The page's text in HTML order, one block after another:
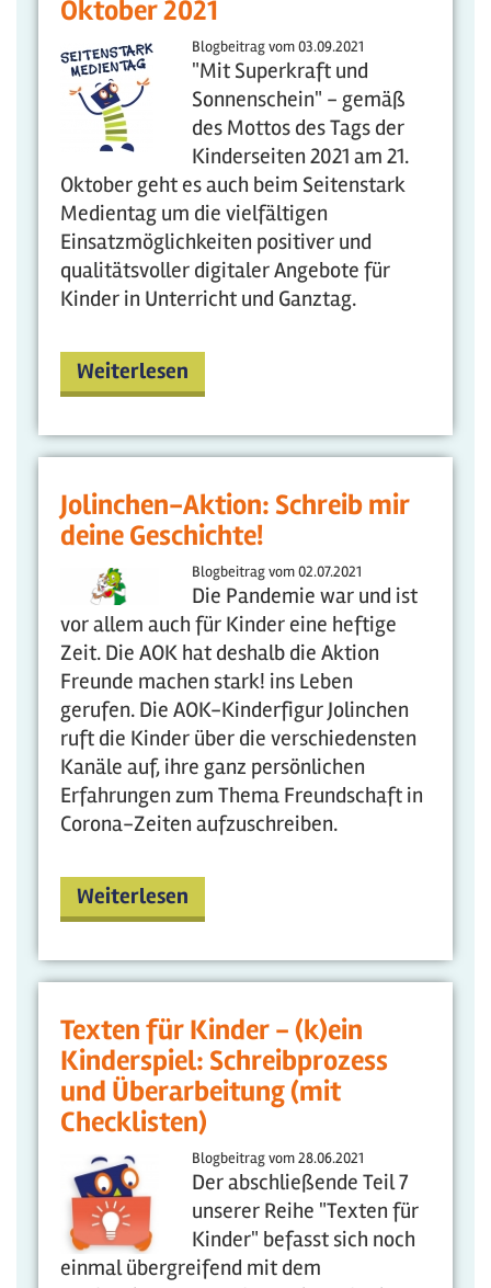
Oktober 2021
Blogbeitrag vom03.09.2021
"Mit Superkraft und
Sonnenschein" - gemäß
des Mottos des Tags der
Kinderseiten 2021 am 21.
Oktober geht es auch beim Seitenstark
Medientag um die vielfältigen
Einsatzmöglichkeiten positiver und
qualitätsvoller digitaler Angebote für
Kinder in Unterricht und Ganztag.
Weiterlesen
Jolinchen-Aktion: Schreib mir
deine Geschichte!
Blogbeitrag vom02.07.2021
Die Pandemie war und ist
vor allem auch für Kinder eine heftige
Zeit. Die AOK hat deshalb die Aktion
Freunde machen stark! ins Leben
gerufen. Die AOK-Kinderfigur Jolinchen
ruft die Kinder über die verschiedensten
Kanäle auf, ihre ganz persönlichen
Erfahrungen zum Thema Freundschaft in
Corona-Zeiten aufzuschreiben.
Weiterlesen
Texten für Kinder - (k)ein
Kinderspiel: Schreibprozess
und Überarbeitung (mit
Checklisten)
Blogbeitrag vom28.06.2021
Der abschließende Teil 7
unserer Reihe "Texten für
Kinder" befasst sich noch
einmal übergreifend mit dem